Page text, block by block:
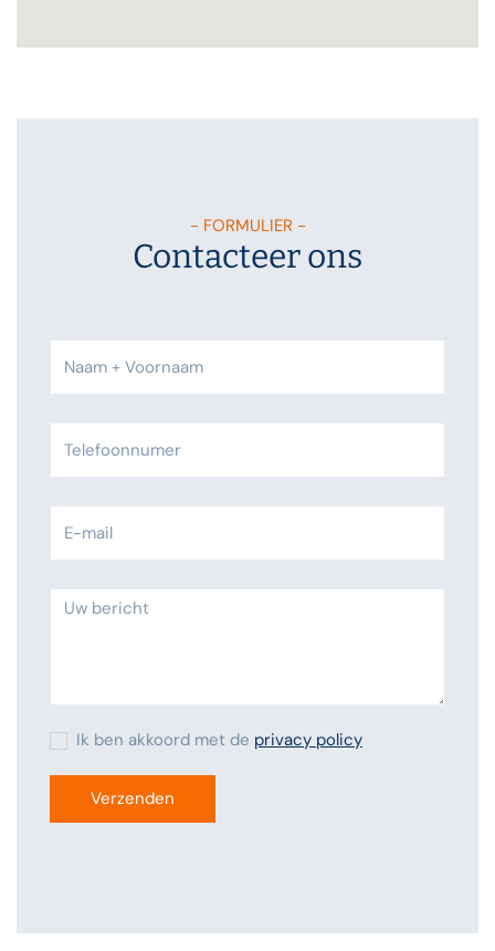
- FORMULIER -
Contacteer ons
Ik ben akkoord met de privacy policy
Verzenden